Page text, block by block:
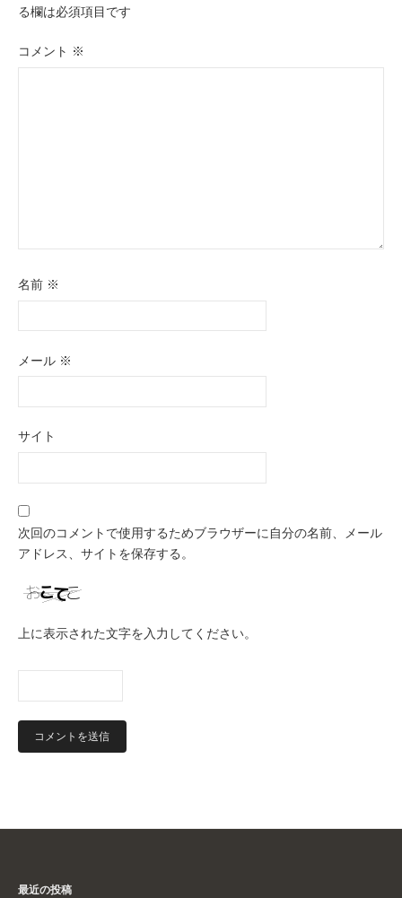
ー
シ
る欄は必須項目です
コメント ※
名前 ※
メール ※
サイト
次回のコメントで使用するためブラウザーに自分の名前、メール
アドレス、サイトを保存する。
上に表示された文字を入力してください。
最近の投稿